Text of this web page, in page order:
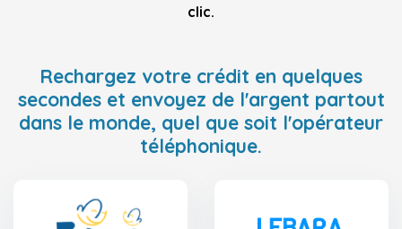
clic.
Rechargez votre crédit en quelques
secondes et envoyez de l'argent partout
dans le monde, quel que soit l'opérateur
téléphonique.